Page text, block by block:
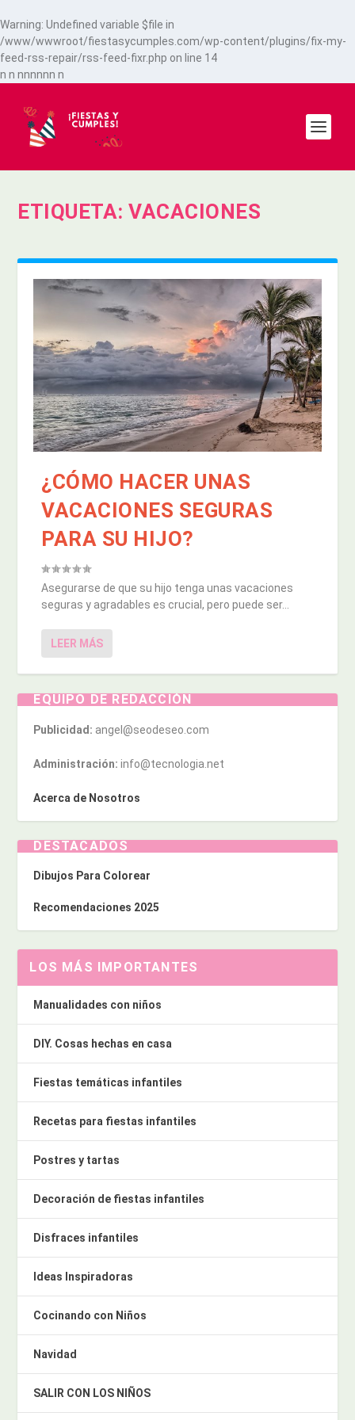
Warning: Undefined variable $file in
/www/wwwroot/fiestasycumples.com/wp-content/plugins/fix-my-
feed-rss-repair/rss-feed-fixr.php on line 14
n n nnnnnn n
ETIQUETA:VACACIONES
¿CÓMO HACER UNAS
VACACIONES SEGURAS
PARA SU HIJO?
Asegurarse de que su hijo tenga unas vacaciones
seguras y agradables es crucial, pero puede ser...
LEER MÁS
EQUIPO DE REDACCIÓN
Publicidad: angel@seodeseo.com
Administración: info@tecnologia.net
Acerca de Nosotros
DESTACADOS
Dibujos Para Colorear
Recomendaciones 2025
LOS MÁS IMPORTANTES
Manualidades con niños
DIY. Cosas hechas en casa
Fiestas temáticas infantiles
Recetas para fiestas infantiles
Postres y tartas
Decoración de fiestas infantiles
Disfraces infantiles
Ideas Inspiradoras
Cocinando con Niños
Navidad
SALIR CON LOS NIÑOS